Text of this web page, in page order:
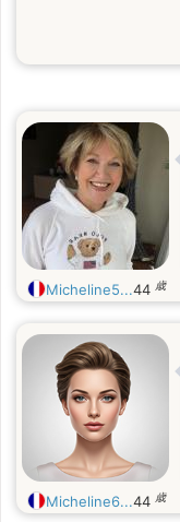
Micheline5...44 歳
Micheline6...44 歳